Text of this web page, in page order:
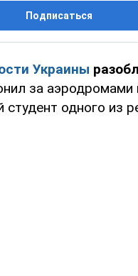
Подписаться
Украины
за аэродромами
одного из